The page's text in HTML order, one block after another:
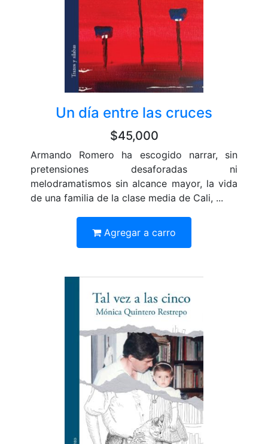
Un día entre las cruces
$45,000
Armando Romero ha escogido narrar, sin
pretensiones desaforadas ni
melodramatismos sin alcance mayor, la vida
de una familia de la clase media de Cali, ...
Agregar a carro